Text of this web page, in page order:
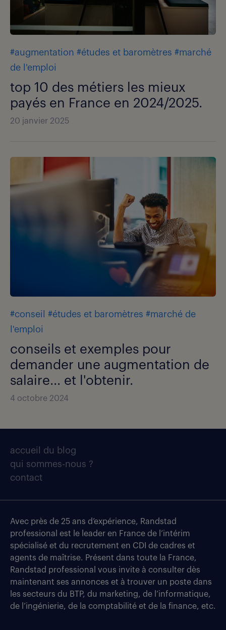
#augmentation #études et baromètres #marché
de l'emploi
top 10 des métiers les mieux
payés en France en 2024/2025.
20 janvier 2025
#conseil #études et baromètres #marché de
l'emploi
conseils et exemples pour
demander une augmentation de
salaire... et l'obtenir.
4 octobre 2024
accueil du blog
qui sommes-nous ?
contact
Avec près de 25 ans d’expérience, Randstad
professional est le leader en France de l’intérim
spécialisé et du recrutement en CDI de cadres et
agents de maîtrise. Présent dans toute la France,
Randstad professional vous invite à consulter dès
maintenant ses annonces et à trouver un poste dans
les secteurs du BTP, du marketing, de l’informatique,
de l’ingénierie, de la comptabilité et de la finance, etc.